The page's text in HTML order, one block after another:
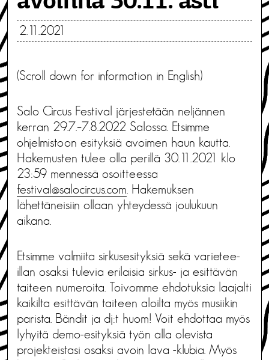
2.11.2021
(Scroll down for information in English)
Salo Circus Festival järjestetään neljännen
kerran 29.7.–7.8.2022 Salossa. Etsimme
ohjelmistoon esityksiä avoimen haun kautta.
Hakemusten tulee olla perillä 30.11.2021 klo
23:59 mennessä osoitteessa
festival@salocircus.com . Hakemuksen
lähettäneisiin ollaan yhteydessä joulukuun
aikana.
Etsimme valmiita sirkusesityksiä sekä varietee-
illan osaksi tulevia erilaisia sirkus- ja esittävän
taiteen numeroita. Toivomme ehdotuksia laajalti
kaikilta esittävän taiteen aloilta myös musiikin
parista. Bändit ja dj:t huom! Voit ehdottaa myös
lyhyitä demo-esityksiä työn alla olevista
projekteistasi osaksi avoin lava -klubia. Myös